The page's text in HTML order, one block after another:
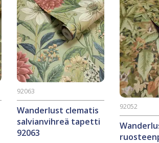
Wanderlust clematis
salvianvihreä tapetti
92063
92063
92052